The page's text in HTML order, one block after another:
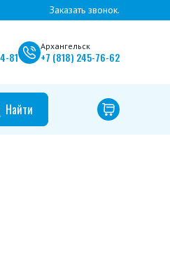
Заказать звонок.
81
Архангельск
+7 (818) 245-76-62